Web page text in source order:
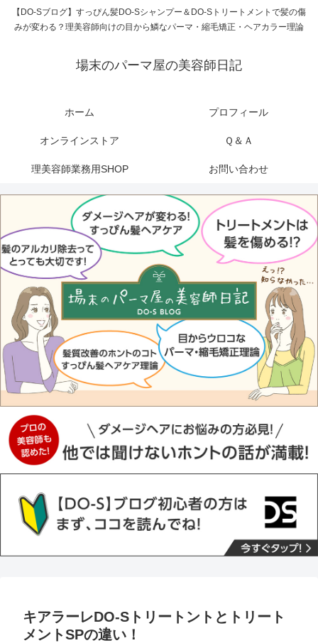
【DO-Sブログ】すっぴん髪DO-Sシャンプー＆DO-Sトリートメントで髪の傷
みが変わる？理美容師向けの目から鱗なパーマ・縮毛矯正・ヘアカラー理論
場末のパーマ屋の美容師日記
ホーム プロフィール
オンラインストア Ｑ＆Ａ
理美容師業務用SHOP お問い合わせ
キアラーレDO-Sトリートントとトリート
メントSPの違い！